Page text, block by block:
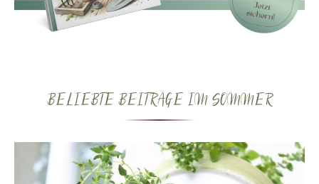
BELIEBTE BEITRÄGE IM SOMMER